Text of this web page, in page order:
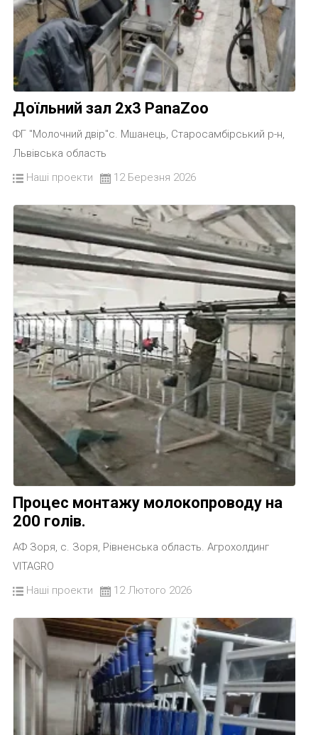
Доїльний зал 2х3 PanaZoo
ФГ "Молочний двір"с. Мшанець, Старосамбірський р-н,
Львівська область
Наші проекти
12 Березня 2026
Процес монтажу молокопроводу на
200 голів.
АФ Зоря, с. Зоря, Рівненська область. Агрохолдинг
VITAGRO
Наші проекти
12 Лютого 2026